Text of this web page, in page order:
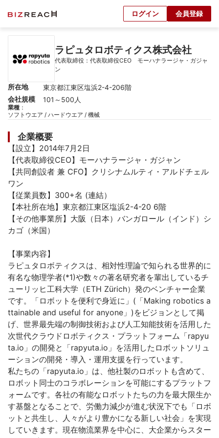
ログイン 会員登録
ラピュタロボティクス株式会社
代表取締役：代表取締役CEO　モーハナラージャ・ガジャ
ン
所在地
東京都江東区塩浜2-4-206階
会社規模
101～500人
業種 ：
ソフトウエア / ハードウエア / 機械
企業概要
【設立】2014年7月2日
【代表取締役CEO】モーハナラージャ・ガジャン
【共同創設者 兼 CFO】クリシナムルティ・アルドチェル
ワン
【従業員数】300+名 (連結）
【本社所在地】東京都江東区塩浜2-4-20 6階
【その他事業所】大阪（日本）バンガロール（インド）シ
カゴ（米国）
【事業内容】
ラピュタロボティクスは、相対性理論で知られる世界的に
有名な物理学者(*1)や数々の著名研究者を輩出しているチ
ューリッヒ工科大学（ETH Zürich）発のベンチャー企業
です。「ロボットを便利で身近に」(「Making robotics a
ttainable and useful for anyone」)をビジョンとして掲
げ、世界最先端の制御技術および人工知能技術を活用した
次世代クラウドロボティクス・プラットフォーム「rapyu
ta.io」の開発と「rapyuta.io」を活用したロボットソリュ
ーションの開発・導入・運用支援を行っています。
私たちの「rapyuta.io」は、他社製のロボットも含めて、
ロボット同士のコラボレーションを可能にするプラットフ
ォームです。各社の有能なロボットたちの力を最大限生か
す基盤となることで、労働力減少が進む状況下でも「ロボ
ットと共生し、人々がより豊かになる新しい社会」を実現
していきます。現在物流業界を中心に、大企業からスター